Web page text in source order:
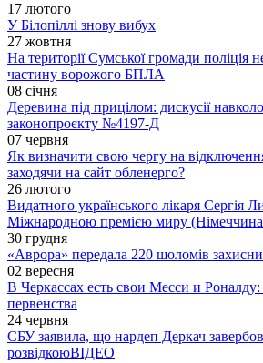
17 лютого
У Білопіллі знову вибух
27 жовтня
На території Сумської громади поліція
частину ворожого БПЛА
08 січня
Деревина під прицілом: дискусії
законопроєкту №4197-Д
07 червня
Як визначити свою чергу на
заходячи на сайт обленерго?
26 лютого
Видатного українського лікаря Сергія
Міжнародною премією миру
30 грудня
«Аврора» передала 220 шоломів
02 вересня
В Черкассах есть свои Месси и
первенства
24 червня
СБУ заявила, що нардеп Деркач
розвідкоюВІДЕО